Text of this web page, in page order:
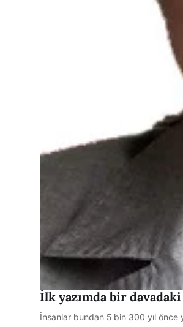
İlk yazımda bir
İnsanlar bundan 5 bin 300 yıl önce